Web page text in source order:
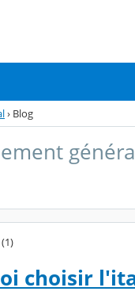
› Blog
choisir